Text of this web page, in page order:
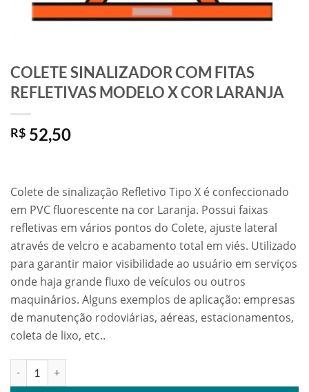
COLETE SINALIZADOR COM FITAS
REFLETIVAS MODELO X COR LARANJA
R$ 52,50
Colete de sinalização Refletivo Tipo X é confeccionado
em PVC fluorescente na cor Laranja. Possui faixas
refletivas em vários pontos do Colete, ajuste lateral
através de velcro e acabamento total em viés. Utilizado
para garantir maior visibilidade ao usuário em serviços
onde haja grande fluxo de veículos ou outros
maquinários. Alguns exemplos de aplicação: empresas
de manutenção rodoviárias, aéreas, estacionamentos,
coleta de lixo, etc..